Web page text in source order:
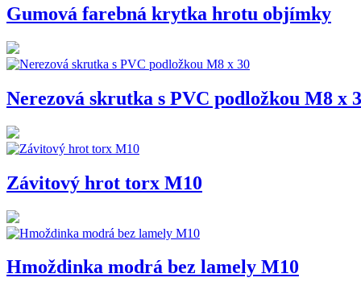
Gumová farebná krytka hrotu objímky
Nerezová skrutka s PVC podložkou M8 x
Závitový hrot torx M10
Hmoždinka modrá bez lamely M10